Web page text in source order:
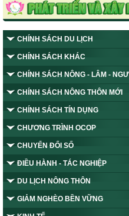
CHÍNH SÁCH DU LỊCH
CHÍNH SÁCH KHÁC
CHÍNH SÁCH NÔNG - LÂM -
CHÍNH SÁCH NÔNG THÔN MỚI
CHÍNH SÁCH TÍN DỤNG
CHƯƠNG TRÌNH OCOP
CHUYỂN ĐỔI SỐ
ĐIỀU HÀNH - TÁC NGHIỆP
DU LỊCH NÔNG THÔN
GIẢM NGHÈO BỀN VỮNG